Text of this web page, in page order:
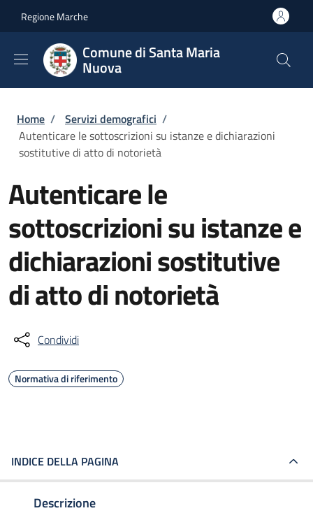
Regione Marche
Comune di Santa Maria
Nuova
Briciole di pane
Home / Servizi demografici /
Autenticare le sottoscrizioni su istanze e dichiarazioni
sostitutive di atto di notorietà
Autenticare le
sottoscrizioni su istanze e
dichiarazioni sostitutive
di atto di notorietà
Condividi
Normativa di riferimento
INDICE DELLA PAGINA
Descrizione